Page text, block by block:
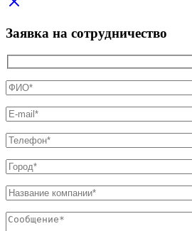
Заявка на сотрудничество